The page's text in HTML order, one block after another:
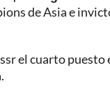
de Asia e
el cuarto